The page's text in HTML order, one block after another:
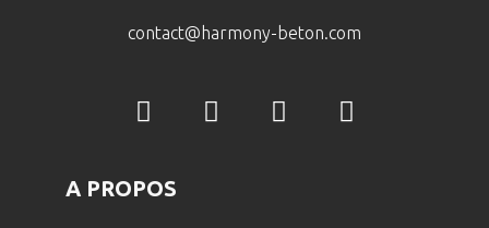
contact@harmony-beton.com
A PROPOS